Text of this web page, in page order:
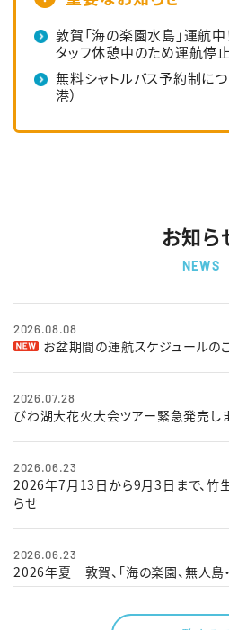
敦賀「海の楽園水島」運航
タッフ休憩中のため運航停止
無料シャトルバス予約制に
港）
お知ら
NEWS
2026.08.08
お盆期間の運航スケジュールの
2026.07.28
びわ湖大花火大会ツアー緊急発売しま
2026.06.23
2026年7月13日から9月3日まで、竹
らせ
2026.06.23
2026年夏 敦賀、「海の楽園、無人島